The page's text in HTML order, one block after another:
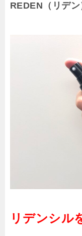
REDEN（リデン
リデンシル